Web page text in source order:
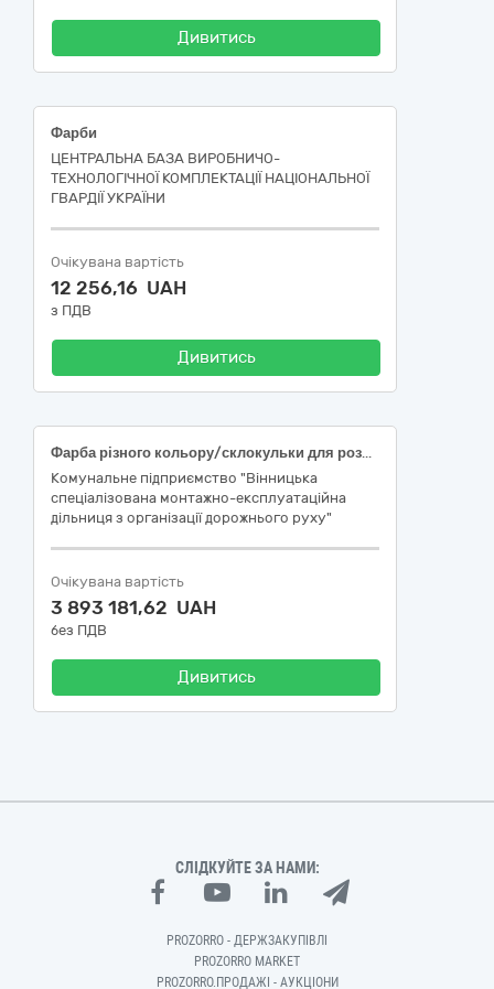
Дивитись
Фарби
ЦЕНТРАЛЬНА БАЗА ВИРОБНИЧО-
ТЕХНОЛОГІЧНОЇ КОМПЛЕКТАЦІЇ НАЦІОНАЛЬНОЇ
ГВАРДІЇ УКРАЇНИ
Очікувана вартість
12 256,16 UAH
з ПДВ
Дивитись
Фарба різного кольору/склокульки для розмітки доріг: код ДК 021:2015 44810000-1 Фарби (44811000-8 – Фарби для дорожньої розмітки)
Комунальне підприємство "Вінницька
спеціалізована монтажно-експлуатаційна
дільниця з організації дорожнього руху"
Очікувана вартість
3 893 181,62 UAH
без ПДВ
Дивитись
СЛІДКУЙТЕ ЗА НАМИ:
PROZORRO - ДЕРЖЗАКУПІВЛІ
PROZORRO MARKET
PROZORRO.ПРОДАЖІ - АУКЦІОНИ